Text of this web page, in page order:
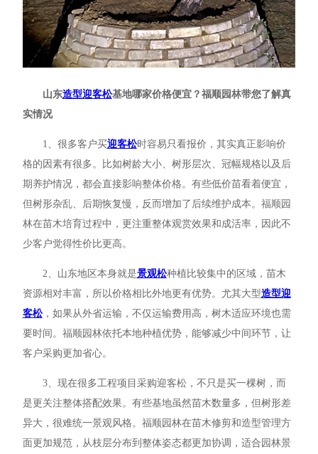
山东造型迎客松基地哪家价格便宜？福顺园林带您了解真
实情况
1、很多客户买迎客松时容易只看报价，其实真正影响价
格的因素有很多。比如树龄大小、树形层次、冠幅规格以及后
期养护情况，都会直接影响整体价格。有些低价苗看着便宜，
但树形杂乱、后期恢复慢，反而增加了后续维护成本。福顺园
林在苗木培育过程中，更注重整体观赏效果和成活率，因此不
少客户觉得性价比更高。
2、山东地区本身就是景观松种植比较集中的区域，苗木
资源相对丰富，所以价格相比外地更有优势。尤其大型造型迎
客松，如果从外省运输，不仅运输费用高，树木适应环境也需
要时间。福顺园林依托本地种植优势，能够减少中间环节，让
客户采购更加省心。
3、现在很多工程项目采购迎客松，不只是买一棵树，而
是更关注整体搭配效果。有些基地虽然苗木数量多，但树形差
异大，很难统一景观风格。福顺园林在苗木修剪和造型管理方
面更加规范，从枝层分布到整体姿态都更加协调，适合园林景